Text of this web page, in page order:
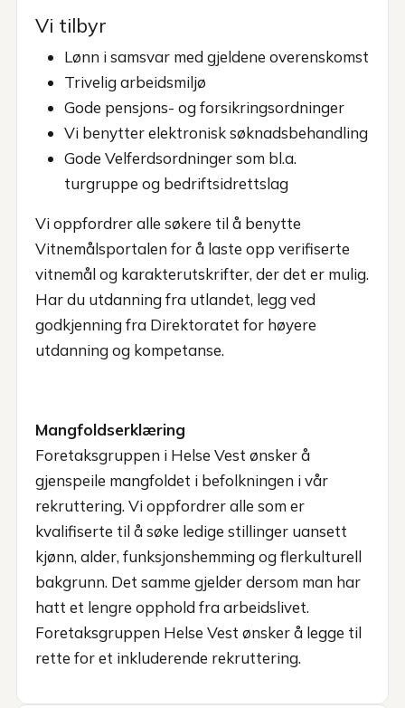
Vi tilbyr
Lønn i samsvar med gjeldene overenskomst
Trivelig arbeidsmiljø
Gode pensjons- og forsikringsordninger
Vi benytter elektronisk søknadsbehandling
Gode Velferdsordninger som bl.a.
turgruppe og bedriftsidrettslag
Vi oppfordrer alle søkere til å benytte
Vitnemålsportalen for å laste opp verifiserte
vitnemål og karakterutskrifter, der det er mulig.
Har du utdanning fra utlandet, legg ved
godkjenning fra Direktoratet for høyere
utdanning og kompetanse.
Mangfoldserklæring
Foretaksgruppen i Helse Vest ønsker å
gjenspeile mangfoldet i befolkningen i vår
rekruttering. Vi oppfordrer alle som er
kvalifiserte til å søke ledige stillinger uansett
kjønn, alder, funksjonshemming og flerkulturell
bakgrunn. Det samme gjelder dersom man har
hatt et lengre opphold fra arbeidslivet.
Foretaksgruppen Helse Vest ønsker å legge til
rette for et inkluderende rekruttering.